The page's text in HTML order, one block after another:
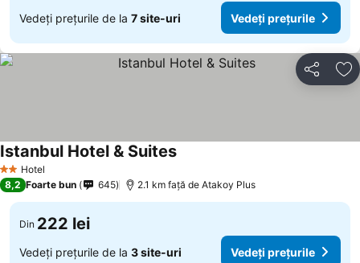
Vedeți prețurile de la 7 site-uri Vedeți prețurile
Distribuiți
2 SteleHotel
Istanbul Hotel & SuitesVedeți prețurile
8,2 Foarte bun 645 2.1 km faţă de Atakoy Plus
Din 222 lei
Vedeți prețurile de la 3 site-uri Vedeți prețurile